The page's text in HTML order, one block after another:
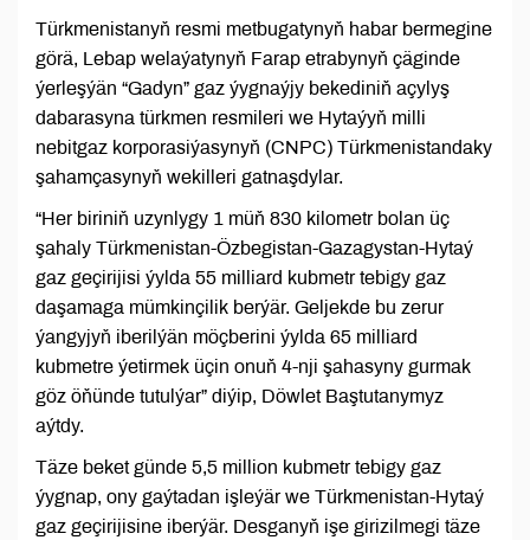
Türkmenistanyň resmi metbugatynyň habar bermegine
görä, Lebap welaýatynyň Farap etrabynyň çäginde
ýerleşýän “Gadyn” gaz ýygnaýjy bekediniň açylyş
dabarasyna türkmen resmileri we Hytaýyň milli
nebitgaz korporasiýasynyň (CNPC) Türkmenistandaky
şahamçasynyň wekilleri gatnaşdylar.
“Her biriniň uzynlygy 1 müň 830 kilometr bolan üç
şahaly Türkmenistan-Özbegistan-Gazagystan-Hytaý
gaz geçirijisi ýylda 55 milliard kubmetr tebigy gaz
daşamaga mümkinçilik berýär. Geljekde bu zerur
ýangyjyň iberilýän möçberini ýylda 65 milliard
kubmetre ýetirmek üçin onuň 4-nji şahasyny gurmak
göz öňünde tutulýar” diýip, Döwlet Baştutanymyz
aýtdy.
Täze beket günde 5,5 million kubmetr tebigy gaz
ýygnap, ony gaýtadan işleýär we Türkmenistan-Hytaý
gaz geçirijisine iberýär. Desganyň işe girizilmegi täze